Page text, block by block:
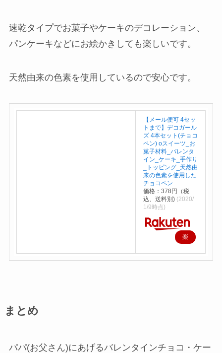
速乾タイプでお菓子やケーキのデコレーション、
パンケーキなどにお絵かきしても楽しいです。
天然由来の色素を使用しているので安心です。
【メール便可 4セッ
トまで】デコガール
ズ 4本セット(チョコ
ペン) оスイーツ_お
菓子材料_バレンタ
イン_ケーキ_手作り
_トッピング_天然由
来の色素を使用した
チョコペン
価格：378円（税
込、送料別) (2020/
1/9時点)
楽
まとめ
パパ(お父さん)にあげるバレンタインチョコ・ケー